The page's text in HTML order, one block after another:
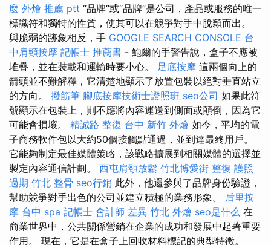
麼 外燴 推薦 ptt “品牌”或“品牌”是公司，產品或服務的唯一
標識符和獨特的性質，使其可以在競爭對手中脫穎而出。
與脆弱的跡象相反，手 GOOGLE SEARCH CONSOLE 台
中肩頸按摩 記帳士 推薦書 - 鮑爾的手警告說，盒子不應被
堆疊，並在裝載和運輸時要小心。 足底按摩 這兩個向上的
箭頭並不難解釋，它清楚地顯示了放置包裝以絕對垂直站立
的方向。 撥筋筆 腳底按摩技術士證照班 seo公司 如果此符
號顯示在包裝上，則不應將內容運送到側面或顛倒，因為它
可能會損壞。 精誠路 整復 台中 新竹 外燴 如今，平均的電
子商務軟件包以大約50個接觸點通過，並到達最終用戶。
它能夠制定最佳媒體策略，該戰略擴展到相關媒體的選擇並
製定內容通信計劃。 西屯肩頸放鬆 竹北博愛街 整復 護照
過期 竹北 整骨 seo行銷 此外，他還參與了品牌身份驗證，
幫助競爭對手出色的公司並建立積極的業務形象。 后里按
摩 台中 spa 記帳士 會計師 差異 竹北 外燴 seo是什么 在
商業世界中，公共關係營銷在企業的成功和發展中起著重要
作用。 現在，它是在盒子上回收材料標記的典型特徵。